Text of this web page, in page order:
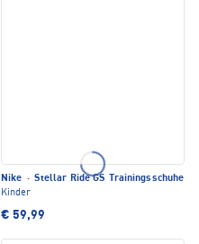
Nike · Stellar Ride GS Trainingsschuhe
Kinder
€ 59,99